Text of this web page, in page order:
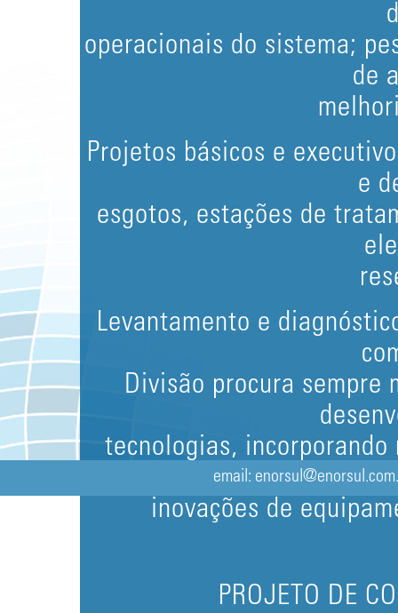
operacionais do sistema;
de
Projetos básicos e
e
esgotos, estações de
Levantamento e
Divisão procura sempre
tecnologias,
inovações de
PROJETO DE
email: